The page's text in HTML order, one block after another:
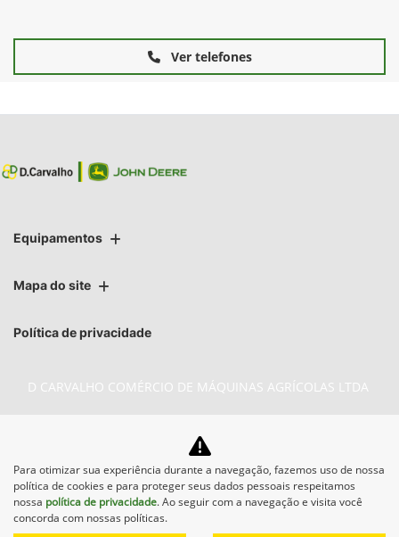
Ver telefones
Equipamentos
Mapa do site
Política de privacidade
D CARVALHO COMÉRCIO DE MÁQUINAS AGRÍCOLAS LTDA
No trânsito, enxergar o outro salva vidas.
Para otimizar sua experiência durante a navegação, fazemos uso de nossa
política de cookies e para proteger seus dados pessoais respeitamos
nossa política de privacidade. Ao seguir com a navegação e visita você
concorda com nossas políticas.